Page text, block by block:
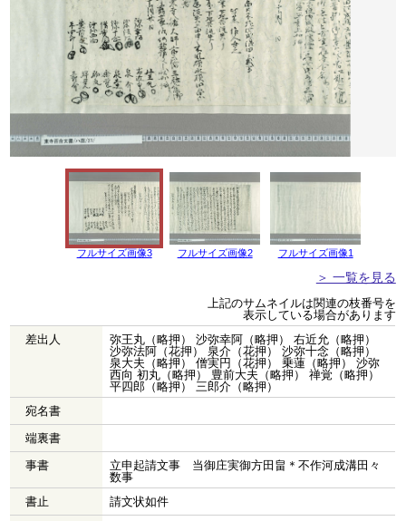
フルサイズ画像3 フルサイズ画像2 フルサイズ画像1
＞ 一覧を見る
上記のサムネイルは関連の枝番号を
表示している場合があります
差出人
弥王丸（略押） 沙弥幸阿（略押） 右近允（略押）
沙弥法阿（花押） 泉介（花押） 沙弥十念（略押）
泉大夫（略押） 僧実円（花押） 乗蓮（略押） 沙弥
西向 初丸（略押） 豊前大夫（略押） 禅覚（略押）
平四郎（略押） 三郎介（略押）
宛名書
端裏書
事書
立申起請文事 当御庄実御方田畠＊不作河成溝田々
数事
書止
請文状如件